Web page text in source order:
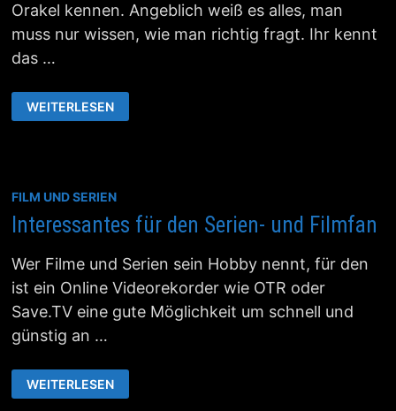
Orakel kennen. Angeblich weiß es alles, man
muss nur wissen, wie man richtig fragt. Ihr kennt
das …
DAS
GROSSE O
RAKEL B
WEITERLESEN
FILM UND SERIEN
Interessantes für den Serien- und Filmfan
Wer Filme und Serien sein Hobby nennt, für den
ist ein Online Videorekorder wie OTR oder
Save.TV eine gute Möglichkeit um schnell und
günstig an …
INTERESSANTES
FÜR
DEN
WEITERLESEN